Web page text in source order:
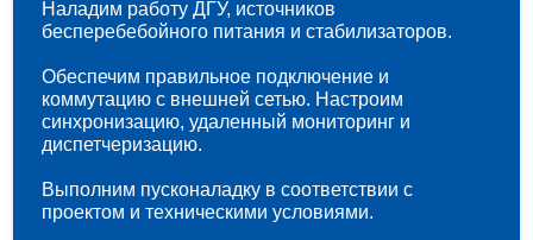
Наладим работу ДГУ, источников
бесперебебойного питания и стабилизаторов.
Обеспечим правильное подключение и
коммутацию с внешней сетью. Настроим
синхронизацию, удаленный мониторинг и
диспетчеризацию.
Выполним пусконаладку в соответствии с
проектом и техническими условиями.